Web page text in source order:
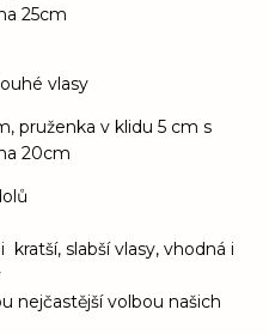
25cm
vlasy
pruženka v klidu 5 cm s
20cm
kratší, slabší vlasy, vhodná i
nejčastější volbou našich